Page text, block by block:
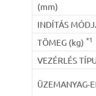
(mm)
INDÍTÁS
TÖMEG (kg)*1
VEZÉRLÉS
ÜZEMANYAG-